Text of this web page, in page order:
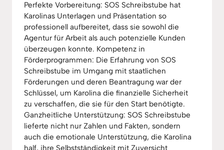
Perfekte Vorbereitung: SOS Schreibstube hat
Karolinas Unterlagen und Präsentation so
professionell aufbereitet, dass sie sowohl die
Agentur für Arbeit als auch potenzielle Kunden
überzeugen konnte. Kompetenz in
Förderprogrammen: Die Erfahrung von SOS
Schreibstube im Umgang mit staatlichen
Förderungen und deren Beantragung war der
Schlüssel, um Karolina die finanzielle Sicherheit
zu verschaffen, die sie für den Start benötigte.
Ganzheitliche Unterstützung: SOS Schreibstube
lieferte nicht nur Zahlen und Fakten, sondern
auch die emotionale Unterstützung, die Karolina